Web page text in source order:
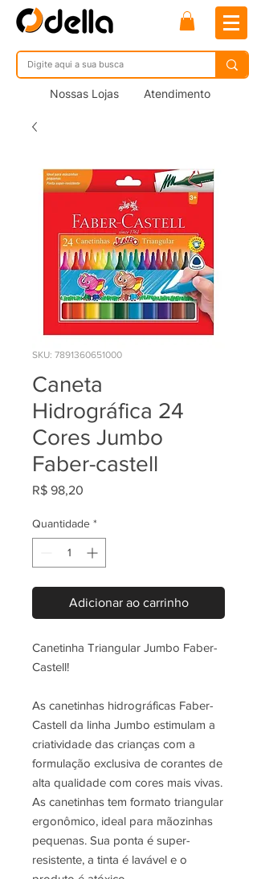
Nossas Lojas Atendimento
SKU: 7891360651000
Caneta
Hidrográfica 24
Cores Jumbo
Faber-castell
R$ 98,20
Quantidade *
Adicionar ao carrinho
Canetinha Triangular Jumbo Faber-
Castell!
As canetinhas hidrográficas Faber-
Castell da linha Jumbo estimulam a
criatividade das crianças com a
formulação exclusiva de corantes de
alta qualidade com cores mais vivas.
As canetinhas tem formato triangular
ergonômico, ideal para mãozinhas
pequenas. Sua ponta é super-
resistente, a tinta é lavável e o